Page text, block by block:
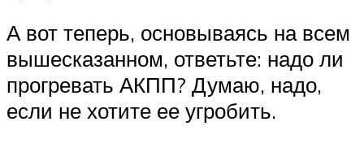
А вот теперь, основываясь на всем
вышесказанном, ответьте: надо ли
прогревать АКПП? Думаю, надо,
если не хотите ее угробить.